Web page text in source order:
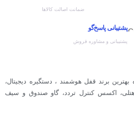
ضمانت اصالت کالاها
پشتیبانی پاسخ‌گو
پشتیبانی و مشاوره فروش
بهترین برند قفل هوشمند ، دستگیره دیجیتال،
اکسس کنترل تردد، گاو صندوق و سیف